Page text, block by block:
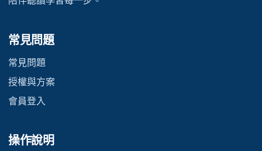
常見問題
常見問題
授權與方案
會員登入
操作說明